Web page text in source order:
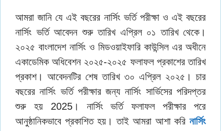
আমরা জানি যে এই বছরের নার্সিং ভর্তি পরীক্ষা ও এই বছরের
নার্সিং ভর্তি আবেদন শুরু তারিখ এপ্রিল ০১ তারিখ থেকে।
২০২৫ বাংলাদেশ নার্সিং ও মিডওয়াইফারি কাউন্সিল এর অধীনে
একাডেমিক অধিবেশন ২০২৫-২০২৫ ফলাফল প্রকাশের তারিখ
প্রকাশ। আবেদনটির শেষ তারিখ ৩০ এপ্রিল ২০২৫। চার
বছরের নার্সিং ভর্তি পরীক্ষার জন্য নার্সিং সার্ভিসের পরিদপ্তর
শুরু হয় 2025। নার্সিং ভর্তি ফলাফল পরীক্ষার পরে
আনুষ্ঠানিকভাবে প্রকাশিত হয়। তাই আমরা আশা করি নার্সিং